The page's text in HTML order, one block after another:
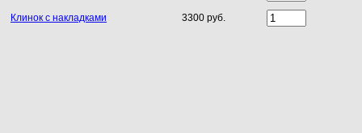
Клинок с накладками 3300 руб.